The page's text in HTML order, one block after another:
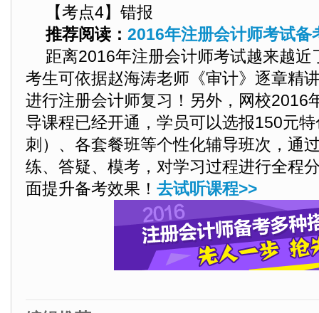
【考点4】错报
推荐阅读： 2016年注册会计师考试备
距离2016年注册会计师考试越来越近
考生可依据赵海涛老师《审计》逐章精
进行注册会计师复习！另外，网校2016
导课程已经开通，学员可以选报150元
刺）、各套餐班等个性化辅导班次，通
练、答疑、模考，对学习过程进行全程
面提升备考效果！ 去试听课程>>